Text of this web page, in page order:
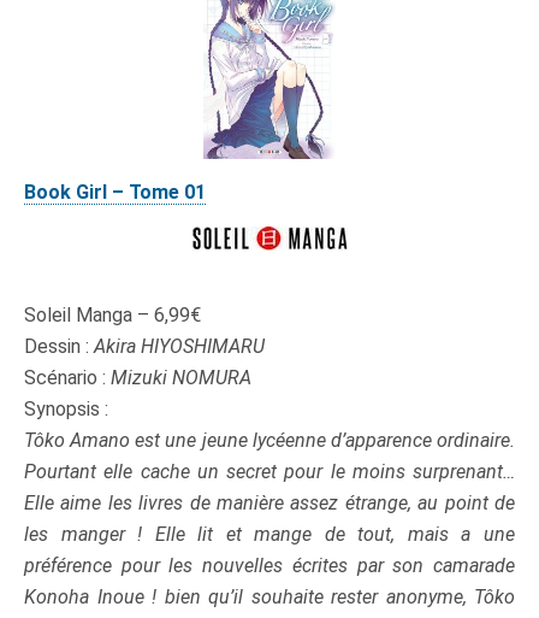
Book Girl – Tome 01
Soleil Manga – 6,99€
Dessin : Akira HIYOSHIMARU
Scénario : Mizuki NOMURA
Synopsis :
Tôko Amano est une jeune lycéenne d’apparence ordinaire.
Pourtant elle cache un secret pour le moins surprenant…
Elle aime les livres de manière assez étrange, au point de
les manger ! Elle lit et mange de tout, mais a une
préférence pour les nouvelles écrites par son camarade
Konoha Inoue ! bien qu’il souhaite rester anonyme, Tôko